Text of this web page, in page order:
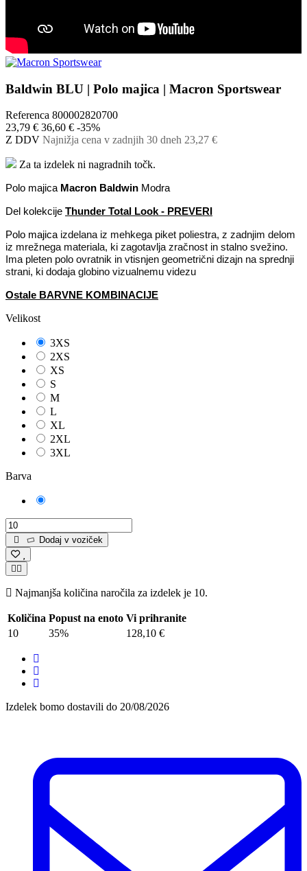
Baldwin BLU | Polo majica | Macron Sportswear
Referenca 800002820700
23,79 € 36,60 € -35%
Z DDV Najnižja cena v zadnjih 30 dneh 23,27 €
Za ta izdelek ni nagradnih točk.
Polo majica Macron Baldwin Modra
Del kolekcije Thunder Total Look - PREVERI
Polo majica izdelana iz mehkega piket poliestra, z zadnjim delom
iz mrežnega materiala, ki zagotavlja zračnost in stalno svežino.
Ima pleten polo ovratnik in vtisnjen geometrični dizajn na sprednji
strani, ki dodaja globino vizualnemu videzu
Ostale BARVNE KOMBINACIJE
Velikost
3XS
2XS
XS
S
M
L
XL
2XL
3XL
Barva
Dodaj v voziček
Najmanjša količina naročila za izdelek je 10.
Količina Popust na enoto Vi prihranite
10
35% 128,10 €
Izdelek bomo dostavili do 20/08/2026